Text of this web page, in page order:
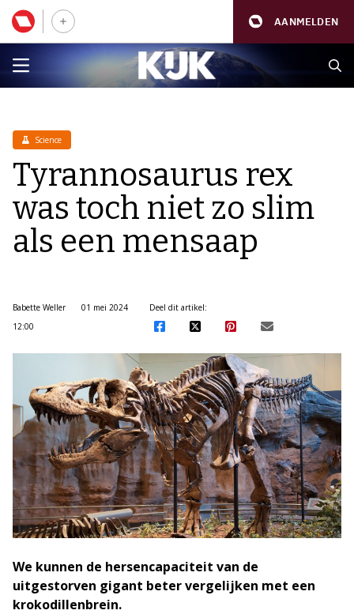
AANMELDEN
Science
Tyrannosaurus rex
was toch niet zo slim
als een mensaap
Babette Weller
01 mei 2024
12:00
Deel dit artikel:
We kunnen de hersencapaciteit van de
uitgestorven gigant beter vergelijken met een
krokodillenbrein.